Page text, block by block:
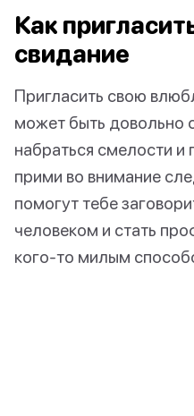
Как
свидание
Пригласить свою
может быть довольно
набраться смелости и
прими во внимание
помогут тебе
человеком и стать
кого-то милым